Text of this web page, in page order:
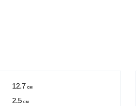
12.7 см
2.5 см